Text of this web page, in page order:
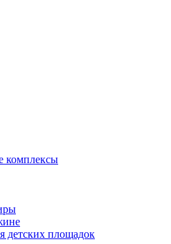
комплексы
детских площадок